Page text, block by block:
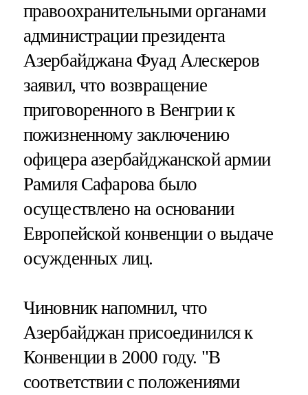
правоохранительными органами
администрации президента
Азербайджана Фуад Алескеров
заявил, что возвращение
приговоренного в Венгрии к
пожизненному заключению
офицера азербайджанской армии
Рамиля Сафарова было
осуществлено на основании
Европейской конвенции о выдаче
осужденных лиц.
Чиновник напомнил, что
Азербайджан присоединился к
Конвенции в 2000 году. "В
соответствии с положениями